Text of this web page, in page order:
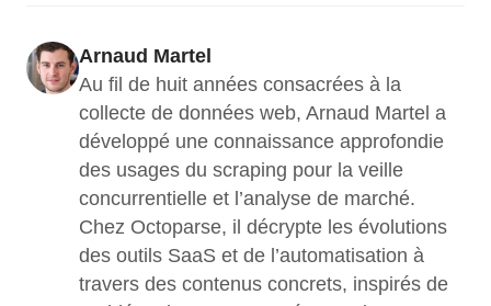
Arnaud Martel
Au fil de huit années consacrées à la
collecte de données web, Arnaud Martel a
développé une connaissance approfondie
des usages du scraping pour la veille
concurrentielle et l’analyse de marché.
Chez Octoparse, il décrypte les évolutions
des outils SaaS et de l’automatisation à
travers des contenus concrets, inspirés de